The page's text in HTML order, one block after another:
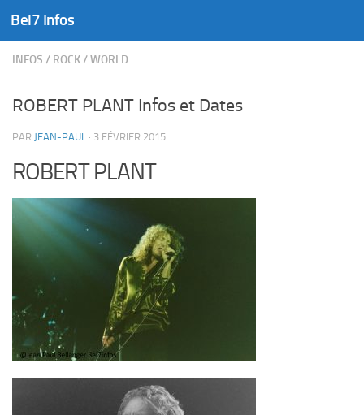
Skip to content
Bel7 Infos
INFOS / ROCK/WORLD
ROBERT PLANT Infos et Dates
PAR JEAN-PAUL · 3 FÉVRIER 2015
ROBERT PLANT